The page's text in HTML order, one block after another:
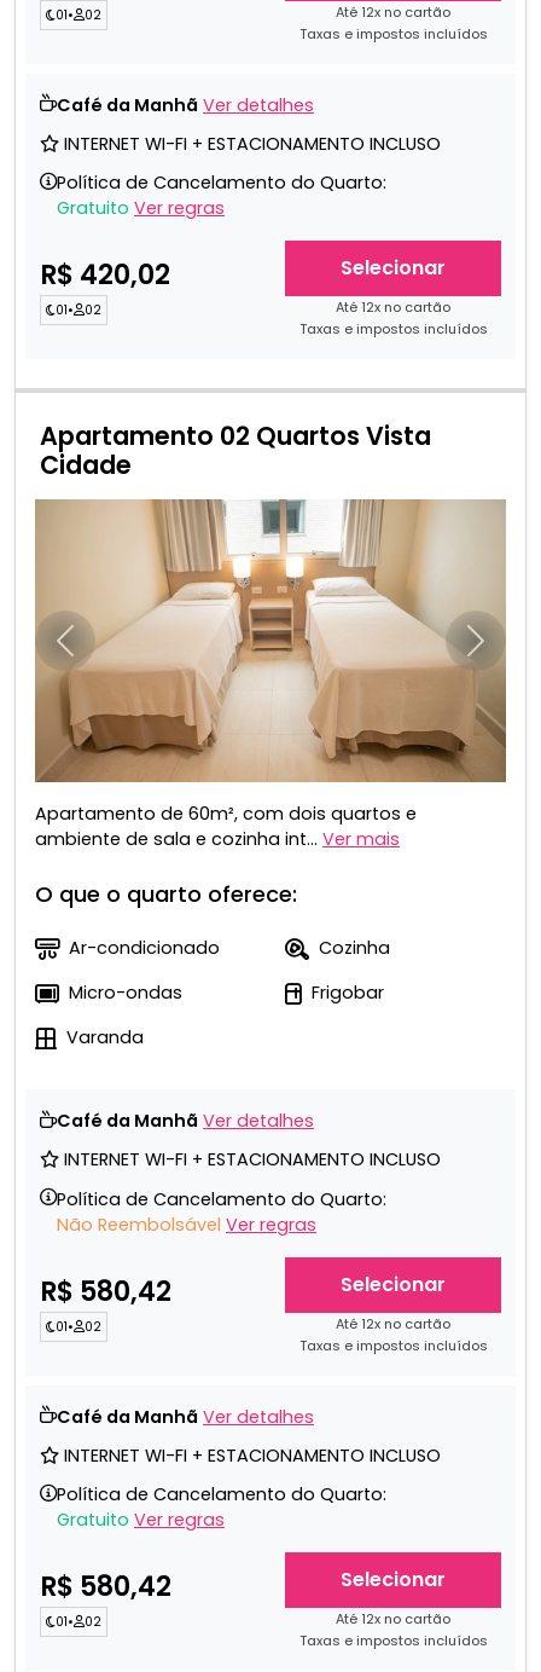
01• 02
Até 12x no cartão
Taxas e impostos incluídos
Café da Manhã Ver detalhes
INTERNET WI-FI + ESTACIONAMENTO INCLUSO
Política de Cancelamento do Quarto:
Gratuito Ver regras
R$ 420,02
01• 02
Selecionar
Até 12x no cartão
Taxas e impostos incluídos
Apartamento 02 Quartos Vista
Cidade
Anterior
Apartamento de 60m², com dois quartos e
ambiente de sala e cozinha int... Ver mais
O que o quarto oferece:
Ar-condicionado
Cozinha
Micro-ondas
Frigobar
Varanda
Café da Manhã Ver detalhes
INTERNET WI-FI + ESTACIONAMENTO INCLUSO
Política de Cancelamento do Quarto:
Não Reembolsável Ver regras
R$ 580,42
01• 02
Selecionar
Até 12x no cartão
Taxas e impostos incluídos
Café da Manhã Ver detalhes
INTERNET WI-FI + ESTACIONAMENTO INCLUSO
Política de Cancelamento do Quarto:
Gratuito Ver regras
R$ 580,42
01• 02
Selecionar
Até 12x no cartão
Taxas e impostos incluídos